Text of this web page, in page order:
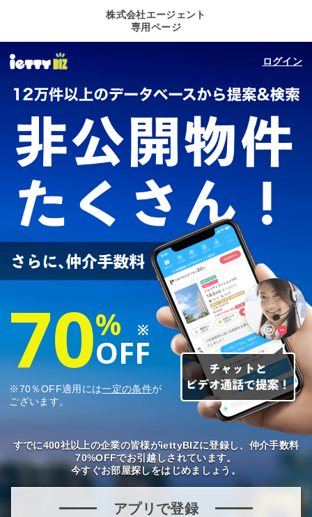
株式会社エージェント
専用ページ
ログイン
70%
OFF
※
※70％OFF適用には一定の条件が
ございます。
すでに400社以上の企業の皆様がiettyBIZに登録し、仲介手数料
70%OFFでお引越しされています。
今すぐお部屋探しをはじめましょう。
アプリで登録